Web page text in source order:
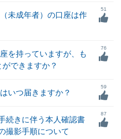
未成年者）の口座は作
51
を持っていますが、も
できますか？
76
いつ届きますか？
59
続きに伴う本人確認書
撮影手順について
87